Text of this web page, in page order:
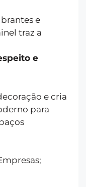
e
traz a
e
e cria
para